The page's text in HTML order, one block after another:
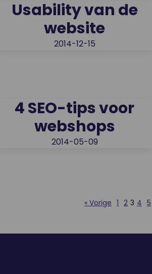
Usability van de
website
2014-12-15
4 SEO-tips voor
webshops
2014-05-09
« Vorige 1 2 3 4 5